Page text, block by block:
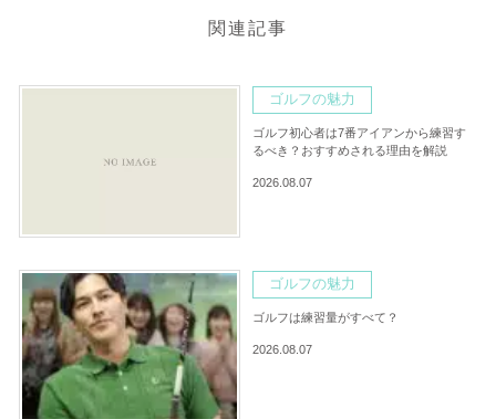
関連記事
ゴルフの魅力
ゴルフ初心者は7番アイアンから練習す
るべき？おすすめされる理由を解説
2026.08.07
ゴルフの魅力
ゴルフは練習量がすべて？
2026.08.07